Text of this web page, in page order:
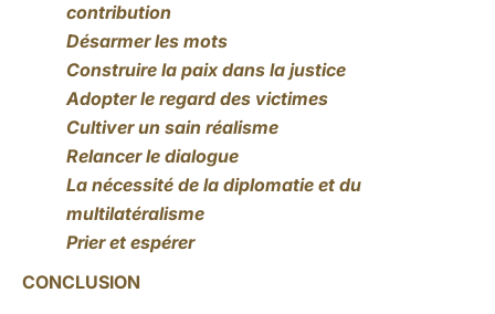
contribution
Désarmer les mots
Construire la paix dans la justice
Adopter le regard des victimes
Cultiver un sain réalisme
Relancer le dialogue
La nécessité de la diplomatie et du
multilatéralisme
Prier et espérer
CONCLUSION